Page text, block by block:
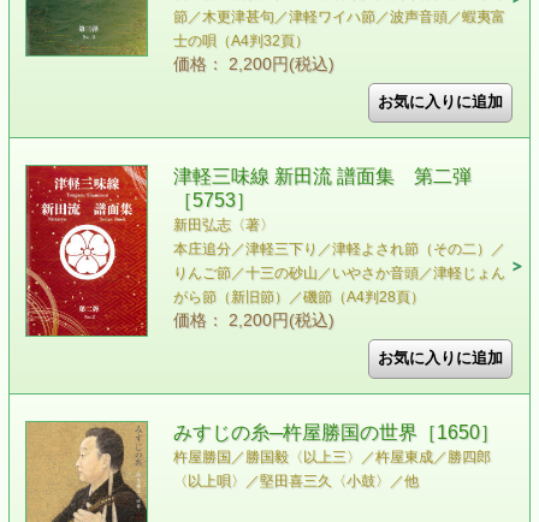
節／木更津甚句／津軽ワイハ節／波声音頭／蝦夷富
士の唄（A4判32頁）
価格： 2,200円(税込)
津軽三味線 新田流 譜面集 第二弾
［5753］
新田弘志〈著〉
本庄追分／津軽三下り／津軽よされ節（その二）／
りんご節／十三の砂山／いやさか音頭／津軽じょん
がら節（新旧節）／磯節（A4判28頁）
価格： 2,200円(税込)
みすじの糸─杵屋勝国の世界［1650］
杵屋勝国／勝国毅〈以上三〉／杵屋東成／勝四郎
〈以上唄〉／堅田喜三久〈小鼓〉／他